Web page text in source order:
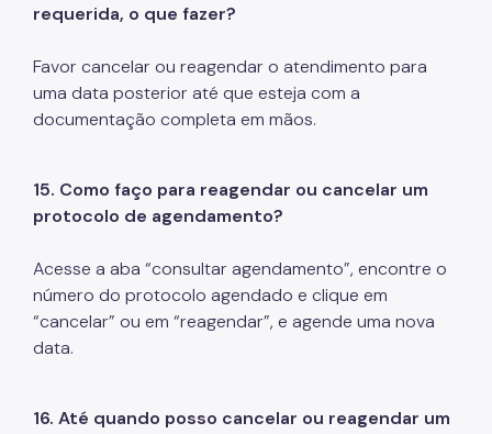
requerida, o que fazer?
Favor cancelar ou reagendar o atendimento para
uma data posterior até que esteja com a
documentação completa em mãos.
15. Como faço para reagendar ou cancelar um
protocolo de agendamento?
Acesse a aba “consultar agendamento”, encontre o
número do protocolo agendado e clique em
“cancelar” ou em “reagendar”, e agende uma nova
data.
16. Até quando posso cancelar ou reagendar um